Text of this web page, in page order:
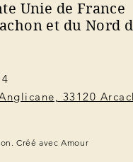
Unie de France
et du Nord
33120
Créé avec Amour